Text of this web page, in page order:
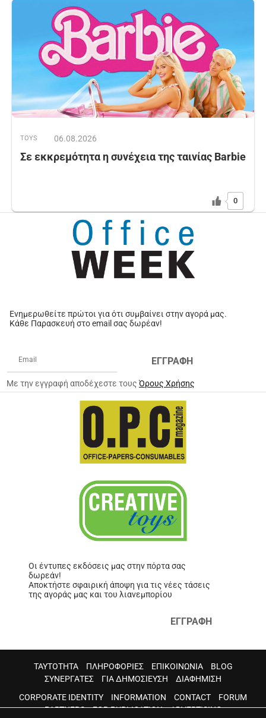
TOYS 06.08.2026
Σε εκκρεμότητα η συνέχεια της ταινίας Barbie
0
Ενημερωθείτε πρώτοι για ότι συμβαίνει στην αγορά μας.
Κάθε Παρασκευή στο email σας δωρέαν!
ΕΓΓΡΑΦΗ
Με την εγγραφή αποδέχεστε τουςΌρους Χρήσης
Οι έντυπες εκδόσεις μας στην πόρτα σας
δωρεάν!
Αποκτήστε σφαιρική άποψη για τις νέες τάσεις
της αγοράς μας και του λιανεμπορίου
ΕΓΓΡΑΦΗ
ΤΑΥΤΟΤΗΤΑ ΠΛΗΡΟΦΟΡΙΕΣ ΕΠΙΚΟΙΝΩΝΙΑ
BLOG
ΣΥΝΕΡΓΑΤΕΣ
ΓΙΑ ΔΗΜΟΣΙΕΥΣΗ
ΔΙΑΦΗΜΙΣΗ
CORPORATE IDENTITY
INFORMATION CONTACT
FORUM
PARTNERS
FOR PUBLICATION ADVERTISING